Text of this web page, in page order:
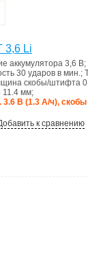
3,6 Li
аккумулятора 3,6 В;
30 ударов в мин.;
скобы/штифта
11.4 мм;
3.6 В (1.3 А/ч),
к сравнению